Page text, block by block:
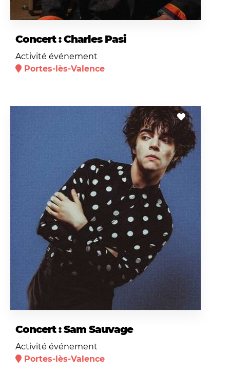
Concert : Charles Pasi
Activité événement
Portes-lès-Valence
Concert : Sam Sauvage
Activité événement
Portes-lès-Valence